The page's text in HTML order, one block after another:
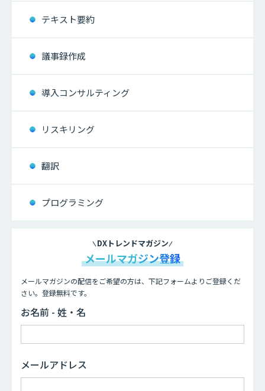
テキスト要約
議事録作成
導入コンサルティング
リスキリング
翻訳
プログラミング
DXトレンドマガジン
メールマガジン登録
メールマガジンの配信をご希望の方は、下記フォームよりご登録くだ
さい。登録無料です。
お名前 - 姓・名
メールアドレス